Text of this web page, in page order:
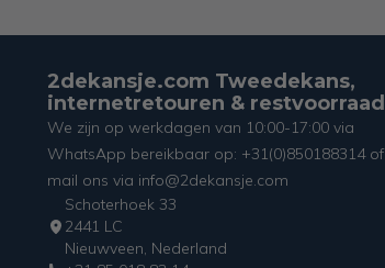
2dekansje.com Tweedekans,
internetretouren & restvoorraad
We zijn op werkdagen van 10:00-17:00 via
WhatsApp bereikbaar op: +31(0)850188314 of
mail ons via info@2dekansje.com
Schoterhoek 33
2441 LC
Nieuwveen, Nederland